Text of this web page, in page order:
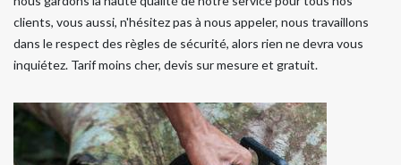
clients, vous aussi, n'hésitez pas à nous appeler, nous travaillons
dans le respect des règles de sécurité, alors rien ne devra vous
inquiétez. Tarif moins cher, devis sur mesure et gratuit.